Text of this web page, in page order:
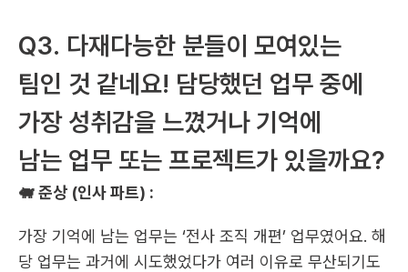
Q3. 다재다능한 분들이 모여있는
팀인 것 같네요! 담당했던 업무 중에
가장 성취감을 느꼈거나 기억에
남는 업무 또는 프로젝트가 있을까요?
🐖 준상 (인사 파트) :
가장 기억에 남는 업무는 ‘전사 조직 개편’ 업무였어요. 해
당 업무는 과거에 시도했었다가 여러 이유로 무산되기도